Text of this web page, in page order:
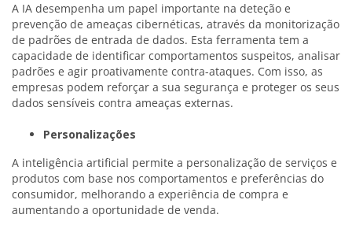
A IA desempenha um papel importante na deteção e
prevenção de ameaças cibernéticas, através da monitorização
de padrões de entrada de dados. Esta ferramenta tem a
capacidade de identificar comportamentos suspeitos, analisar
padrões e agir proativamente contra-ataques. Com isso, as
empresas podem reforçar a sua segurança e proteger os seus
dados sensíveis contra ameaças externas.
Personalizações
A inteligência artificial permite a personalização de serviços e
produtos com base nos comportamentos e preferências do
consumidor, melhorando a experiência de compra e
aumentando a oportunidade de venda.